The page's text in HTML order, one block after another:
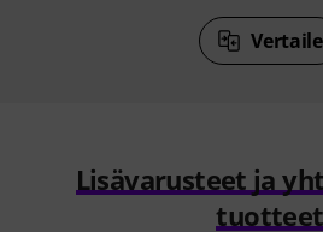
Vertaile
Lisävarusteet ja
tuotteet